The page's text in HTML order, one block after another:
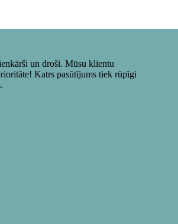
un droši. Mūsu klientu
Katrs pasūtījums tiek rūpīgi